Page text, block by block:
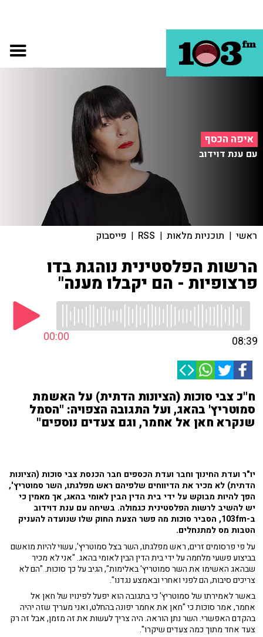
איפה הכסף
עם ענת דוידוב
ראשי | תוכניות מלאות |
RSS
| פייסבוק
הרשות הפלסטינית נוהגת בדו
פרצופיות - הם יקבלו מענה"
00:00 08:39
ח"כ צבי סוכות (הציונות הדתית) על האשמת
סמוטריץ' בהאג, ועל התגובה הצפויה: "הסמל
שנקרא חאן אל אחמר, וגם צעדים נוספים"
יו"ר ועדת החינוך וחבר ועדת הכספים חבר הכנסת צבי סוכות (הציונות
הדתית) לא מכיר את הדיווחים שלפיהם ראש מפלגתו, השר סמוטריץ',
הפך להיות מבוקש על ידי בית הדין הבין לאומי בהאג, אך מאמין כי
יש להשיב לרשות הפלסטינית כגמולה. בשיחה עם ענת דוידוב
ב-103fm, הסביר סוכות מה פשר הצעת החוק שלו שנועדה להעניק
הטבות מס למתנחלים.
על פי פרסומים זרים, ראש מפלגתו, השר בצל סמוטריץ', עשוי להיות מואשם
בביצוע פשעי מלחמה על ידי בית הדין הבין לאומי בהאג. "אני לא מכיר
שבהאג האשימו את השר סמוטריץ' באלימות", הגיב על כך סוכות. "הם לא
צריכים סיבות, הם לפני ואחרי ובאמצע נגדנו".
באשר לאמירתו של סמוטריץ' כי בתגובה הוא יפעל לפינויו של חאן אל
אחמר, אמר סוכות כי "חאן את אחמר יפונה בהחלט, ואני מעריך שזה יהיה
בהקדם האפשרי. השר נתן הוראה. היה צריך לעשות את זה מזמן, אבל זה רק
צעד אחד מתוך כמה צעדים שיקרו".